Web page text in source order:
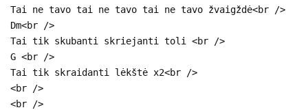
Tai ne tavo tai ne tavo tai ne tavo žvaigždė<br />
Dm<br />
Tai tik skubanti skriejanti toli <br />
G <br />
Tai tik skraidanti lėkštė x2<br />
<br />
<br />